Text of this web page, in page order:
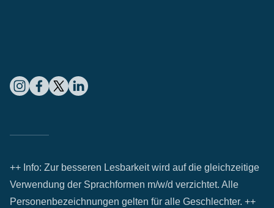
++ Info: Zur besseren Lesbarkeit wird auf die gleichzeitige
Verwendung der Sprachformen m/w/d verzichtet. Alle
Personenbezeichnungen gelten für alle Geschlechter. ++